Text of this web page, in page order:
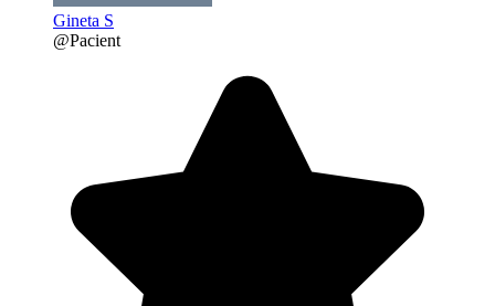
Gineta S
@Pacient